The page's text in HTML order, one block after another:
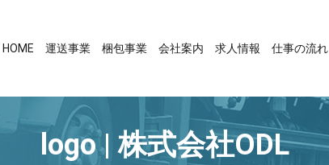
HOME 運送事業 梱包事業 会社案内 求人情報 仕事の流れ
logo | 株式会社ODL